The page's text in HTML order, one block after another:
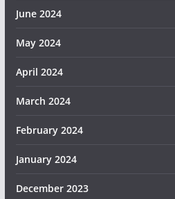
June 2024
May 2024
April 2024
March 2024
February 2024
January 2024
December 2023